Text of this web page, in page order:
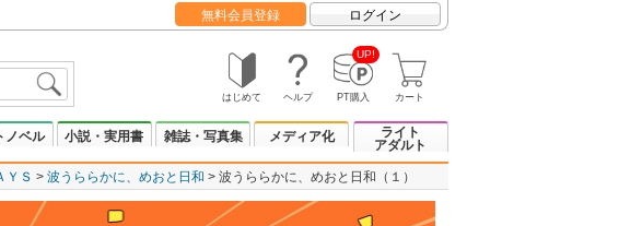
無料会員登録 ログイン
はじめて ヘルプ
UP!
PT購入 カート
ノベル 小説・実用書 雑誌・写真集 メディア化
ライト
アダルト
ＹＳ 波うららかに、めおと日和 波うららかに、めおと日和（１）